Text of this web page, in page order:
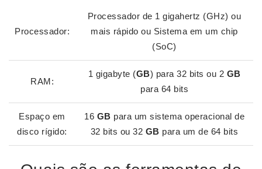
Processador:
Processador de 1 gigahertz (GHz) ou
mais rápido ou Sistema em um chip
(SoC)
RAM:
1 gigabyte (GB) para 32 bits ou 2 GB
para 64 bits
Espaço em
disco rígido:
16 GB para um sistema operacional de
32 bits ou 32 GB para um de 64 bits